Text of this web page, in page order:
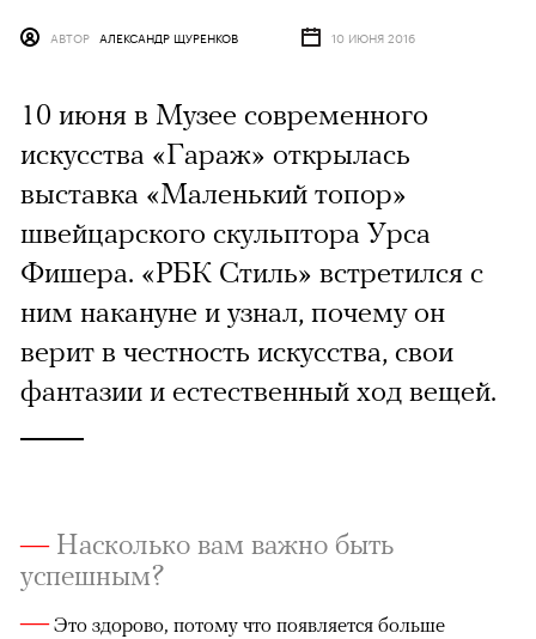
АВТОР АЛЕКСАНДР ЩУРЕНКОВ 10 ИЮНЯ 2016
10 июня в Музее современного
искусства «Гараж» открылась
выставка «Маленький топор»
швейцарского скульптора Урса
Фишера. «РБК Стиль» встретился с
ним накануне и узнал, почему он
верит в честность искусства, свои
фантазии и естественный ход вещей.
— Насколько вам важно быть
успешным?
—Это здорово, потому что появляется больше